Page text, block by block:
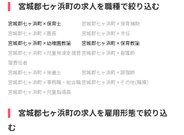
宮城郡七ヶ浜町の求人を職種で絞り込む
宮城郡七ヶ浜町 × 保育士
宮城郡七ヶ浜町 × 保育補助
宮城郡七ヶ浜町 × 園長
宮城郡七ヶ浜町 × 主任
宮城郡七ヶ浜町 × 幼稚園教諭
宮城郡七ヶ浜町 × 保育教諭
宮城郡七ヶ浜町 × 児童発達支援管
理責任者
宮城郡七ヶ浜町 × 看護師
宮城郡七ヶ浜町 × 栄養士
宮城郡七ヶ浜町 × 調理師
宮城郡七ヶ浜町 × 事務職・総合職宮城郡七ヶ浜町 × その他(職種)
宮城郡七ヶ浜町 × 児童指導員
宮城郡七ヶ浜町の求人を雇用形態で絞り込
む